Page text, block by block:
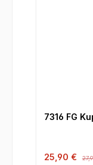
7316 FG
25,90 €